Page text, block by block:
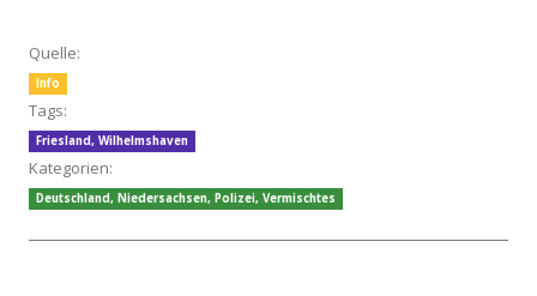
Quelle:
Info
Tags:
Friesland, Wilhelmshaven
Kategorien:
Deutschland, Niedersachsen, Polizei, Vermischtes